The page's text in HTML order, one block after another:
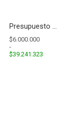
Presupuesto - Ingresos
$6.000.000
-
$39.241.323